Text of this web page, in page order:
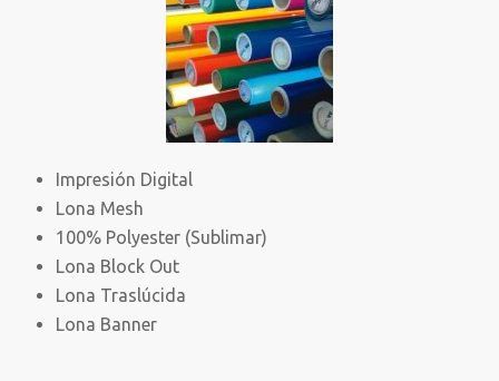
Impresión Digital
Lona Mesh
100% Polyester (Sublimar)
Lona Block Out
Lona Traslúcida
Lona Banner